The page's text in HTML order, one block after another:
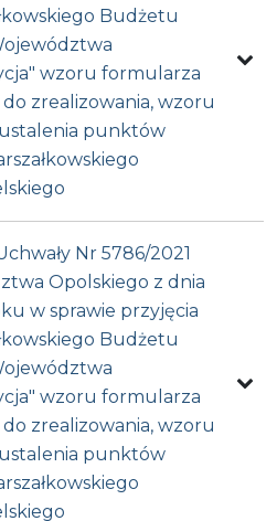
Budżetu
wzoru formularza
do zrealizowania, wzoru
ustalenia punktów
Nr 5786/2021
Opolskiego z dnia
w sprawie przyjęcia
Budżetu
wzoru formularza
do zrealizowania, wzoru
ustalenia punktów